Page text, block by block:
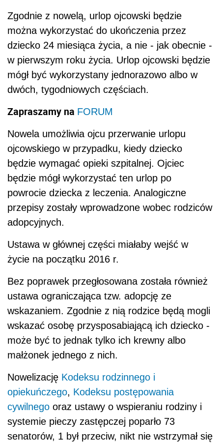
Zgodnie z nowelą, urlop ojcowski będzie
można wykorzystać do ukończenia przez
dziecko 24 miesiąca życia, a nie - jak obecnie -
w pierwszym roku życia. Urlop ojcowski będzie
mógł być wykorzystany jednorazowo albo w
dwóch, tygodniowych częściach.
Zapraszamy na FORUM
Nowela umożliwia ojcu przerwanie urlopu
ojcowskiego w przypadku, kiedy dziecko
będzie wymagać opieki szpitalnej. Ojciec
będzie mógł wykorzystać ten urlop po
powrocie dziecka z leczenia. Analogiczne
przepisy zostały wprowadzone wobec rodziców
adopcyjnych.
Ustawa w głównej części miałaby wejść w
życie na początku 2016 r.
Bez poprawek przegłosowana została również
ustawa ograniczająca tzw. adopcję ze
wskazaniem. Zgodnie z nią rodzice będą mogli
wskazać osobę przysposabiającą ich dziecko -
może być to jednak tylko ich krewny albo
małżonek jednego z nich.
Nowelizację Kodeksu rodzinnego i
opiekuńczego, Kodeksu postępowania
cywilnego oraz ustawy o wspieraniu rodziny i
systemie pieczy zastępczej poparło 73
senatorów, 1 był przeciw, nikt nie wstrzymał się